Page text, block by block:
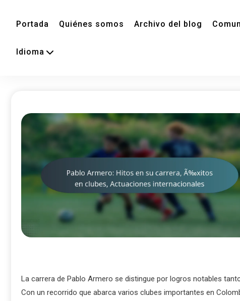
Portada Quiénes somos Archivo del blog
Idioma
La carrera de Pablo Armero se distingue por logros notables
Con un recorrido que abarca varios clubes importantes en